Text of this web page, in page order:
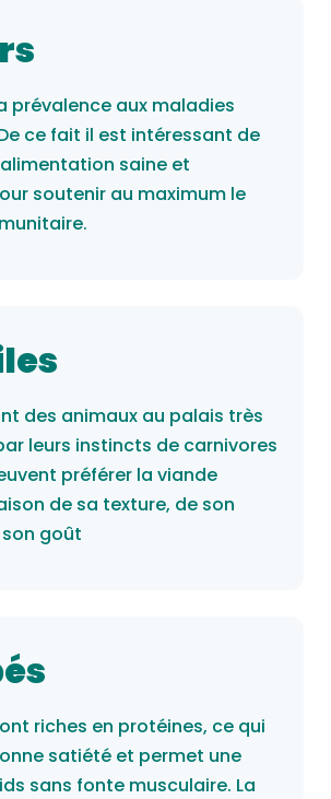
prévalence aux maladies
ce fait il est intéressant de
saine et
soutenir au maximum le
des animaux au palais très
leurs instincts de carnivores
préférer la viande
de sa texture, de son
goût
riches en protéines, ce qui
satiété et permet une
sans fonte musculaire. La